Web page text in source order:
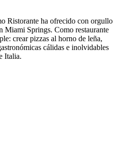
Ristorante ha ofrecido con orgullo
Miami Springs. Como restaurante
crear pizzas al horno de leña,
cálidas e inolvidables
Italia.